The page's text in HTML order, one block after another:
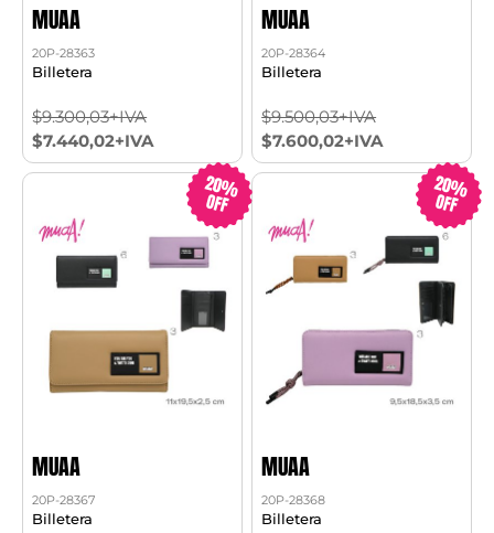
MUAA
20P-28363
Billetera
$9.300,03+IVA
$7.440,02+IVA
MUAA
20P-28364
Billetera
$9.500,03+IVA
$7.600,02+IVA
20%
OFF
MUAA
20P-28367
Billetera
20%
OFF
MUAA
20P-28368
Billetera